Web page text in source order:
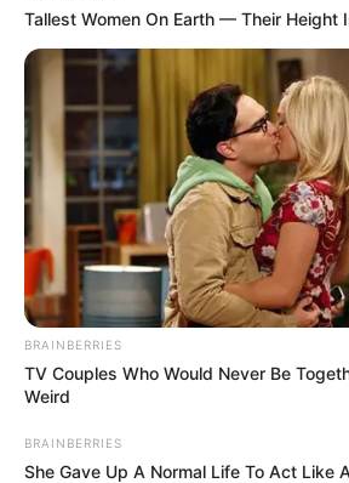
ΣΠΑΜΕ ΤΟ ΜΑΤΡΙΞ – ΤΟ ΒΙΒΛΙΟ
Tallest Women On Earth — Their Height
BRAINBERRIES
TV Couples Who Would Never Be
Weird
BRAINBERRIES
She Gave Up A Normal Life To Act Like